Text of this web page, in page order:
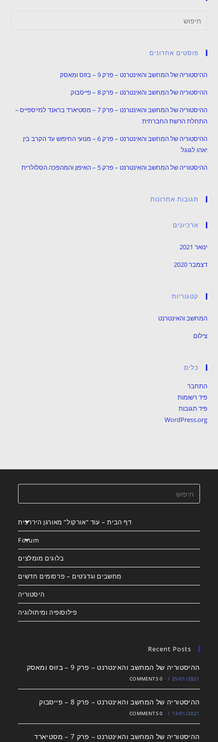
פוסטים אחרונים
ההיסטוריה של המחשב והאינטרנט – פרק 9 – בזוס ומאסק
ההיסטוריה של המחשב והאינטרנט – פרק 8 – פייסבוק
ההיסטוריה של המחשב והאינטרנט – פרק 7 – מסטיארד בראנד למייספייס –
התחלת הרשת החברתית
ההיסטוריה של המחשב והאינטרנט – פרק 6 – מנועי החיפוש עד הקרב בין
יאהו לגוגל
ההיסטוריה של המחשב והאינטרנט – פרק 5 – האיפון והמהפכה הסלולרית
תגובות אחרונות
ארכיונים
ינואר 2021
דצמבר 2020
קטגוריות
המחשב והאינטרנט
צילום
כלים
התחבר
פיד רשומות
פיד תגובות
WordPress.org
דף הבית – עוד “אורקול” מאורגן היררכית
Forum
בלוגים מומלצים
מחשבים וגדג’טים – פרסומים חדשים
היסטוריה
פילוסופיה ומיתולוגיה
Recent Posts
ההיסטוריה של המחשב והאינטרנט – פרק 9 – בזוס ומאסק
25/01/2021
/
0 COMMENTS
ההיסטוריה של המחשב והאינטרנט – פרק 8 – פייסבוק
13/01/2021
/
0 COMMENTS
ההיסטוריה של המחשב והאינטרנט – פרק 7 – מסטיארד